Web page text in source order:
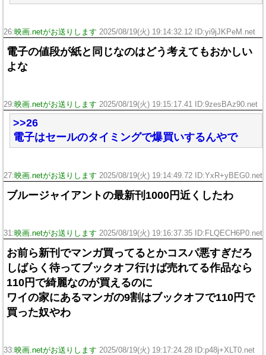
26:映画.netがお送りします 2025/08/19(火) 19:14:32.12 ID:yi9jJKPeM.net
電子の値段が紙と同じなのはどう考えてもおかしい
よな
29:映画.netがお送りします 2025/08/19(火) 19:15:17.41 ID:9zesBAz90.net
>>26
電子はセールのタイミングで爆買いするんやで
27:映画.netがお送りします 2025/08/19(火) 19:14:49.72 ID:YxR+yBEG0.net
ブルージャイアントの最新刊1000円近くしたわ
31:映画.netがお送りします 2025/08/19(火) 19:16:37.35 ID:FLQECH6P0.net
お前ら新刊でマンガ買ってるとかコスパ悪すぎだろ
しばらく待ってブックオフ行けば売れてる作品なら
110円で綺麗なのが買えるのに
ワイの家にあるマンガの9割はブックオフで110円で
買った奴やわ
33:映画.netがお送りします 2025/08/19(火) 19:17:24.28 ID:p48j+XLT0.net